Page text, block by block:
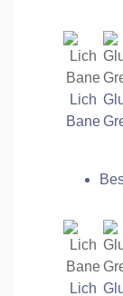
Lich
Bane
Lich